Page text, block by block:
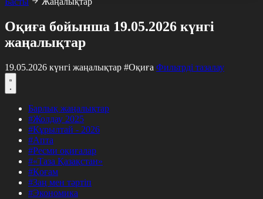
Оқиға бойынша 19.05.2026 күнгі
жаңалықтар
19.05.2026 күнгі жаңалықтар #Оқиға Фильтрді тазалау
Барлық жаңалықтар
#Жолдау 2025
#Құрылтай - 2026
#Апта
#Ресми оқиғалар
#«Таза Қазақстан»
#Қоғам
#Заң мен тәртіп
#Экономика